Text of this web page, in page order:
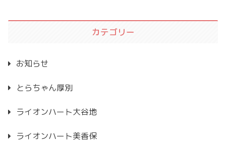
カテゴリー
お知らせ
とらちゃん厚別
ライオンハート大谷地
ライオンハート美香保